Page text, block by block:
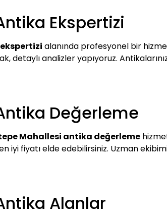
Ekspertizi
alanında profesyonel bir
detaylı analizler yapıyoruz.
Değerleme
Mahallesi antika değerleme
iyi fiyatı elde edebilirsiniz. Uzman
Alanlar